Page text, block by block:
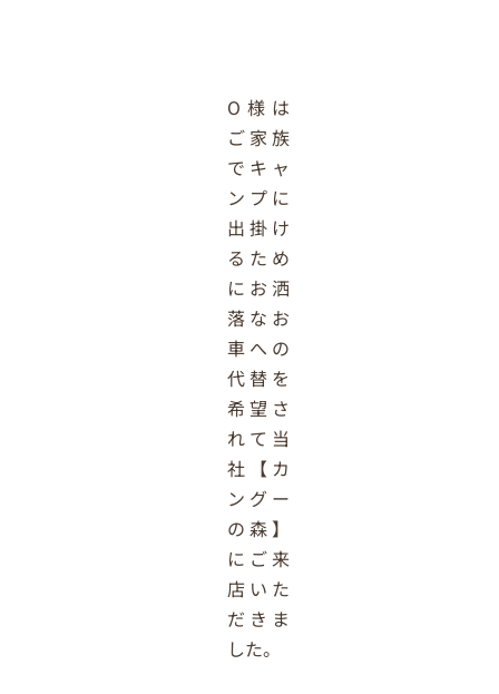
O 様は
ご家族
でキャ
ンプに
出掛け
るため
にお洒
落なお
車への
代替を
希望さ
れて当
社【カ
ングー
の森】
にご来
店いた
だきま
した。